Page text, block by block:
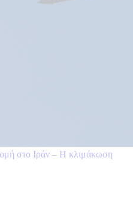
στο Ιράν – Η κλιμάκωση